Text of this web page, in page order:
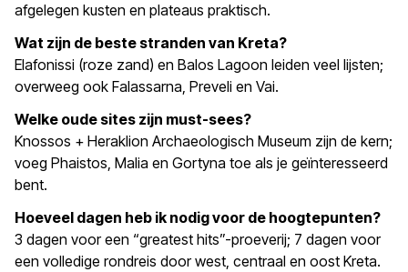
afgelegen kusten en plateaus praktisch.
Wat zijn de beste stranden van Kreta?
Elafonissi (roze zand) en Balos Lagoon leiden veel lijsten;
overweeg ook Falassarna, Preveli en Vai.
Welke oude sites zijn must-sees?
Knossos + Heraklion Archaeologisch Museum zijn de kern;
voeg Phaistos, Malia en Gortyna toe als je geïnteresseerd
bent.
Hoeveel dagen heb ik nodig voor de hoogtepunten?
3 dagen voor een “greatest hits”-proeverij; 7 dagen voor
een volledige rondreis door west, centraal en oost Kreta.